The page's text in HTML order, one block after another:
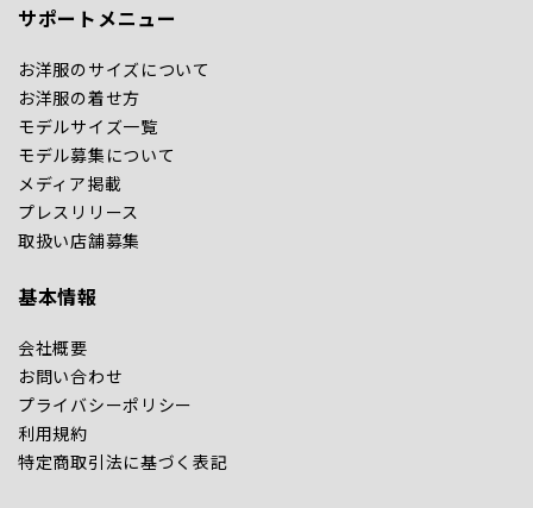
サポートメニュー
お洋服のサイズについて
お洋服の着せ方
モデルサイズ一覧
モデル募集について
メディア掲載
プレスリリース
取扱い店舗募集
基本情報
会社概要
お問い合わせ
プライバシーポリシー
利用規約
特定商取引法に基づく表記